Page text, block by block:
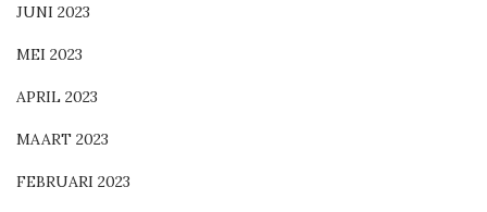
JUNI 2023
MEI 2023
APRIL 2023
MAART 2023
FEBRUARI 2023